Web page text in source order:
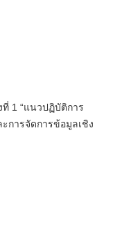
ที่ 1 “แนวปฏิบัติการ
การจัดการข้อมูลเชิง